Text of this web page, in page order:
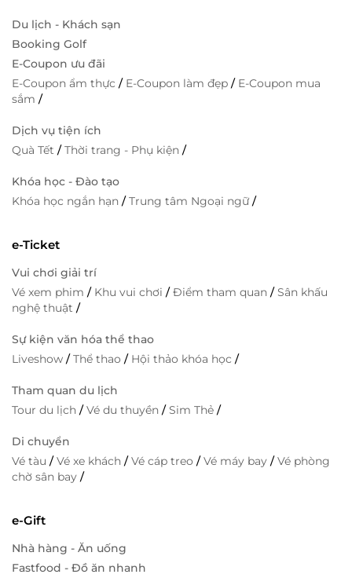
Du lịch - Khách sạn
Booking Golf
E-Coupon ưu đãi
E-Coupon ẩm thực / E-Coupon làm đẹp / E-Coupon mua
sắm /
Dịch vụ tiện ích
Quà Tết /Thời trang - Phụ kiện /
Khóa học - Đào tạo
Khóa học ngắn hạn /Trung tâm Ngoại ngữ/
e-Ticket
Vui chơi giải trí
Vé xem phim / Khu vui chơi /Điểm tham quan /Sân khấu
nghệ thuật /
Sự kiện văn hóa thể thao
Liveshow /Thể thao / Hội thảo khóa học /
Tham quan du lịch
Tour du lịch /Vé du thuyền /Sim Thẻ /
Di chuyển
Vé tàu /Vé xe khách /Vé cáp treo /Vé máy bay /Vé phòng
chờ sân bay /
e-Gift
Nhà hàng - Ăn uống
Fastfood - Đồ ăn nhanh